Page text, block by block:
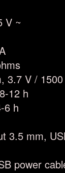
V ~
3.7 V /
12 h
6 h
3.5 mm,
power